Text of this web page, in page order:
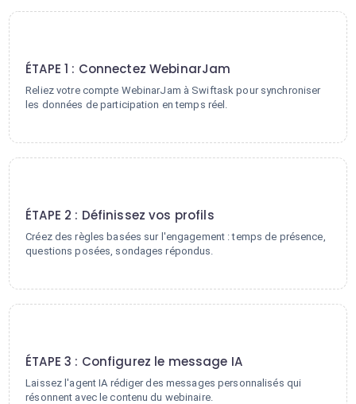
ÉTAPE 1 : Connectez WebinarJam
Reliez votre compte WebinarJam à Swiftask pour synchroniser
les données de participation en temps réel.
ÉTAPE 2 : Définissez vos profils
Créez des règles basées sur l'engagement : temps de présence,
questions posées, sondages répondus.
ÉTAPE 3 : Configurez le message IA
Laissez l'agent IA rédiger des messages personnalisés qui
résonnent avec le contenu du webinaire.